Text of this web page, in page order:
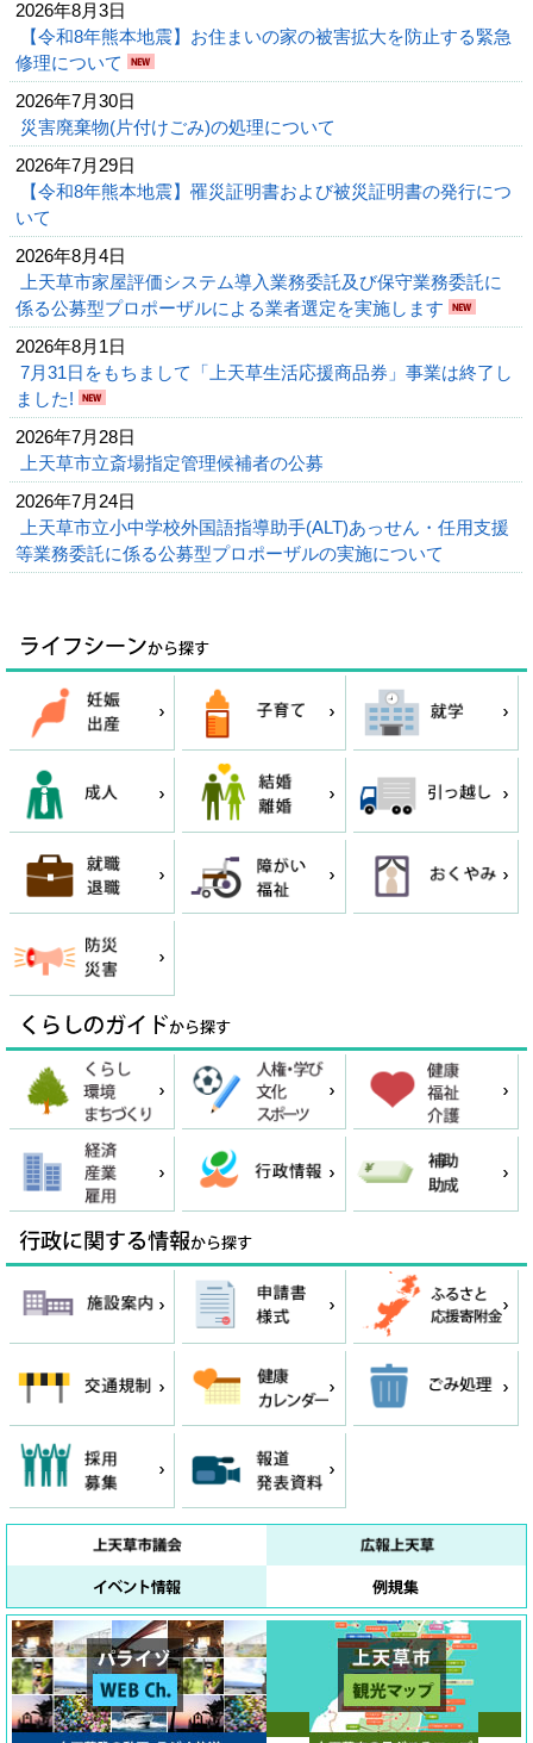
2026年8月3日
【令和8年熊本地震】お住まいの家の被害拡大を防止する緊急
修理について
2026年7月30日
災害廃棄物(片付けごみ)の処理について
2026年7月29日
【令和8年熊本地震】罹災証明書および被災証明書の発行につ
いて
2026年8月4日
上天草市家屋評価システム導入業務委託及び保守業務委託に
係る公募型プロポーザルによる業者選定を実施します
2026年8月1日
7月31日をもちまして「上天草生活応援商品券」事業は終了し
ました!
2026年7月28日
上天草市立斎場指定管理候補者の公募
2026年7月24日
上天草市立小中学校外国語指導助手(ALT)あっせん・任用支援
等業務委託に係る公募型プロポーザルの実施について